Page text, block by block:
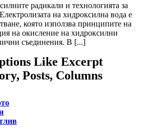
радикали и технологията за
на хидроксилна вода е
която използва принципите на
на окисление на хидроксилни
съединения. В [...]
Like Excerpt
Posts, Columns